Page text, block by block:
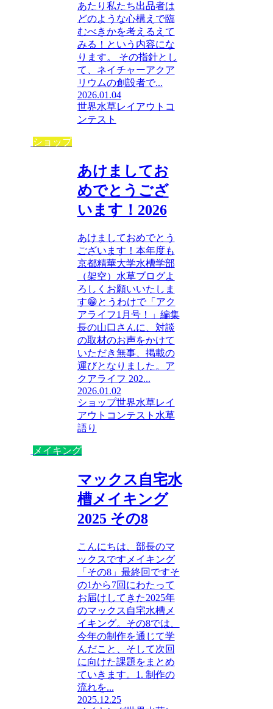
あたり私たち出品者は
どのような心構えで臨
むべきかを考えるえて
みる！という内容にな
ります。 その指針とし
て、ネイチャーアクア
リウムの創設者で...
2026.01.04
世界水草レイアウトコ
ンテスト
ショップ
あけましてお
めでとうござ
います！2026
あけましておめでとう
ございます！本年度も
京都精華大学水槽学部
（架空）水草ブログよ
ろしくお願いいたしま
す😁とうわけで「アク
アライフ1月号！」編集
長の山口さんに、対談
の取材のお声をかけて
いただき無事、掲載の
運びとなりました。ア
クアライフ 202...
2026.01.02
ショップ世界水草レイ
アウトコンテスト 水草
語り
メイキング
マックス自宅水
槽メイキング
2025 その8
こんにちは、部長のマ
ックスですメイキング
「その8」最終回ですそ
の1から7回にわたって
お届けしてきた2025年
のマックス自宅水槽メ
イキング。その8では、
今年の制作を通じて学
んだこと、そして次回
に向けた課題をまとめ
ていきます。1. 制作の
流れを...
2025.12.25